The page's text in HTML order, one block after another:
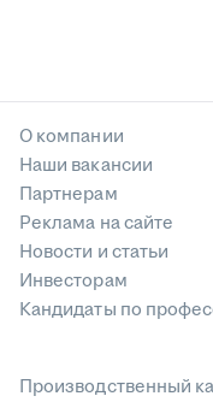
О компании
Наши вакансии
Партнерам
Реклама на сайте
Новости и статьи
Инвесторам
Кандидаты по
Производственный